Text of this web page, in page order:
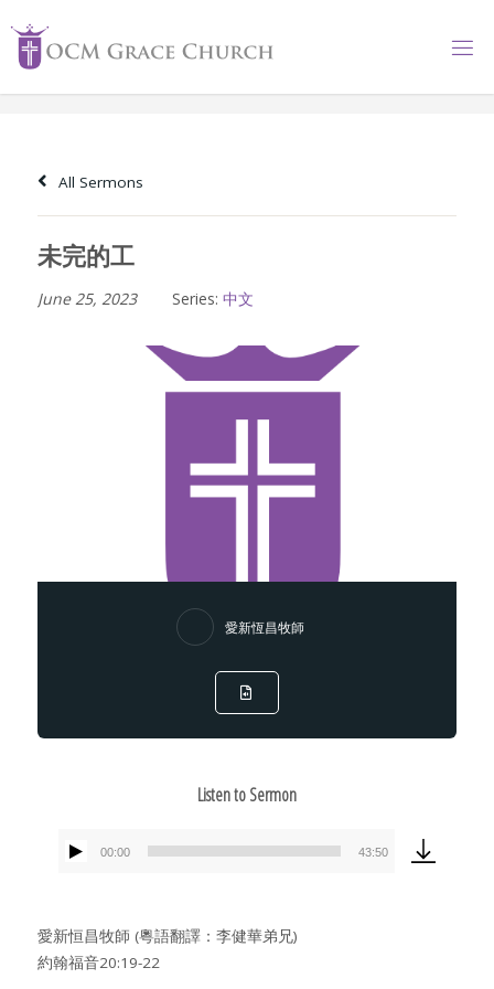
content
All Sermons
未完的工
June 25, 2023 Series: 中文
愛新恆昌牧師
Listen to Sermon
Audio
00:00 43:50
愛新恒昌牧師 (粵語翻譯：李健華弟兄)
約翰福音20:19-22